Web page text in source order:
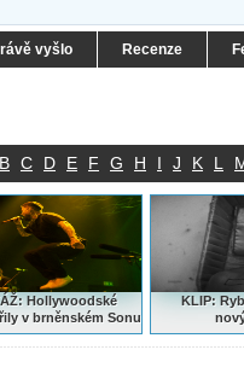
vyšlo Recenze
B C D E F G H I J K L
Hollywoodské
v brněnském Sonu
KLIP: